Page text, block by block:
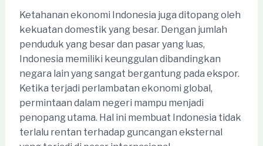
Ketahanan ekonomi Indonesia juga ditopang oleh
kekuatan domestik yang besar. Dengan jumlah
penduduk yang besar dan pasar yang luas,
Indonesia memiliki keunggulan dibandingkan
negara lain yang sangat bergantung pada ekspor.
Ketika terjadi perlambatan ekonomi global,
permintaan dalam negeri mampu menjadi
penopang utama. Hal ini membuat Indonesia tidak
terlalu rentan terhadap guncangan eksternal